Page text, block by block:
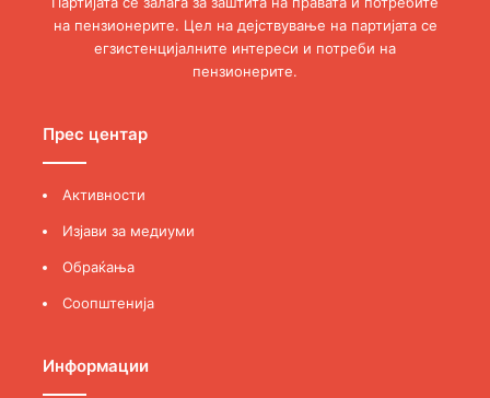
на пензионерите. Цел на дејствување на партијата се
егзистенцијалните интереси и потреби на
пензионерите.
Прес центар
Активности
Изјави за медиуми
Обраќања
Соопштенија
Информации